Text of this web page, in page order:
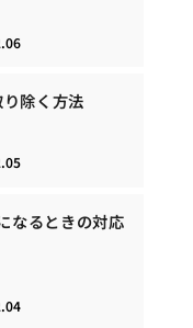
除く方法
なるときの対応